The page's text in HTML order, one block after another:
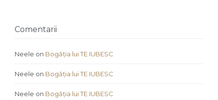
Comentarii
Neele on Bogăția lui TE IUBESC
Neele on Bogăția lui TE IUBESC
Neele on Bogăția lui TE IUBESC